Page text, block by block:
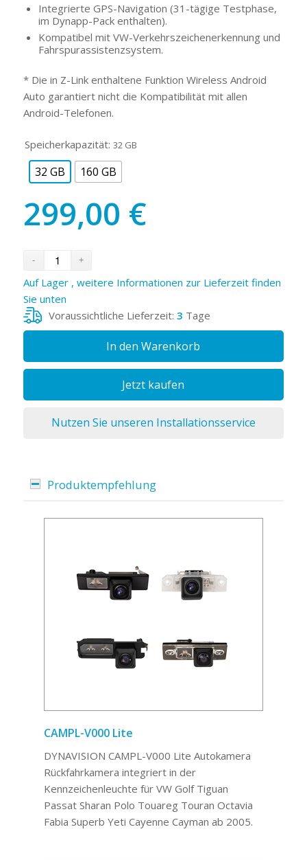
Integrierte GPS-Navigation (31-tägige Testphase,
im Dynapp-Pack enthalten).
Kompatibel mit VW-Verkehrszeichenerkennung und
Fahrspurassistenzsystem.
* Die in Z-Link enthaltene Funktion Wireless Android
Auto garantiert nicht die Kompatibilität mit allen
Android-Telefonen.
Speicherkapazität: 32 GB
32 GB 160 GB
299,00 €
Auf Lager , weitere Informationen zur Lieferzeit finden
Sie unten
Voraussichtliche Lieferzeit: 3 Tage
In den Warenkorb
Jetzt kaufen
Nutzen Sie unseren Installationsservice
Produktempfehlung
CAMPL-V000 Lite
DYNAVISION CAMPL-V000 Lite Autokamera
Rückfahrkamera integriert in der
Kennzeichenleuchte für VW Golf Tiguan
Passat Sharan Polo Touareg Touran Octavia
Fabia Superb Yeti Cayenne Cayman ab 2005.